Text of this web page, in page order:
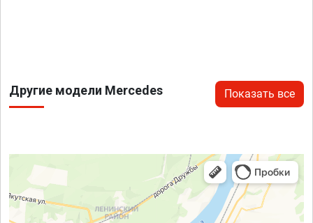
Другие модели Mercedes Показать все